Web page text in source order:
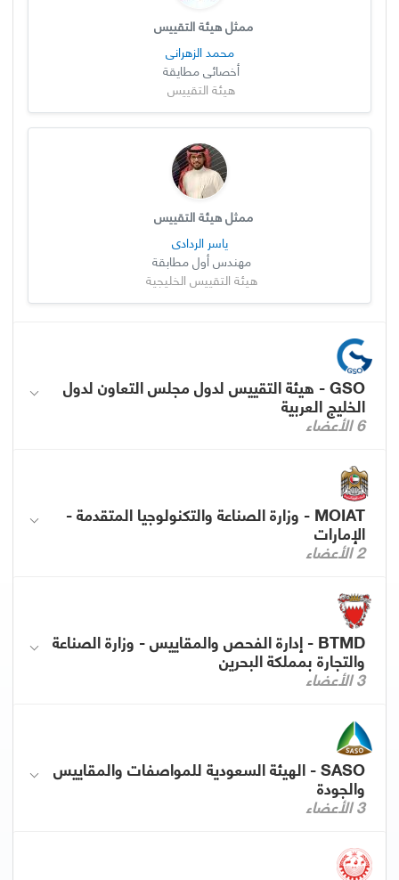
ممثل هيئة التقييس
محمد الزهراني
أخصائي مطايقة
هيئة التقييس
ممثل هيئة التقييس
ياسر الردادي
مهندس أول مطابقة
هيئة التقييس الخليجية
GSO - هيئة التقييس لدول مجلس التعاون لدول
الخليج العربية
6 الأعضاء
MOIAT - وزارة الصناعة والتكنولوجيا المتقدمة -
الإمارات
2 الأعضاء
BTMD - إدارة الفحص والمقاييس - وزارة الصناعة
والتجارة بمملكة البحرين
3 الأعضاء
SASO - الهيئة السعودية للمواصفات والمقاييس
والجودة
3 الأعضاء